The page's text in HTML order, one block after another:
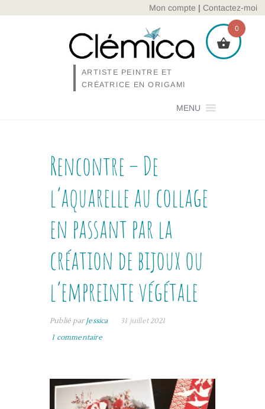
Mon compte | Contactez-moi
ARTISTE PEINTRE ET
CRÉATRICE EN ORIGAMI
MENU
Rencontre – De
l’aquarelle au collage
en passant par la
création de bijoux ou
l’empreinte végétale
Publié parJessica
31 juillet 2021
1 commentaire
0